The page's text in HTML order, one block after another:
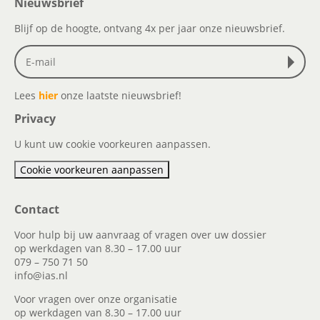
Blijf op de hoogte, ontvang 4x per jaar onze nieuwsbrief.
Lees hier onze laatste nieuwsbrief!
Privacy
U kunt uw cookie voorkeuren aanpassen.
Cookie voorkeuren aanpassen
Contact
Voor hulp bij uw aanvraag of vragen over uw dossier
op werkdagen van 8.30 – 17.00 uur
079 – 750 71 50
info@ias.nl
Voor vragen over onze organisatie
op werkdagen van 8.30 – 17.00 uur